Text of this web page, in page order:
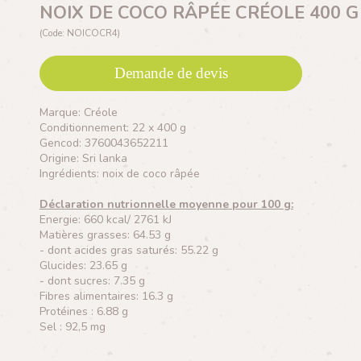
NOIX DE COCO RÂPÉE CRÉOLE 400 G
(Code: NOICOCR4)
Demande de devis
Marque: Créole
Conditionnement: 22 x 400 g
Gencod: 3760043652211
Origine: Sri lanka
Ingrédients: noix de coco râpée
Déclaration nutrionnelle moyenne pour 100 g:
Energie: 660 kcal/ 2761 kJ
Matières grasses: 64.53 g
- dont acides gras saturés: 55.22 g
Glucides: 23.65 g
- dont sucres: 7.35 g
Fibres alimentaires: 16.3 g
Protéines : 6.88 g
Sel : 92,5 mg